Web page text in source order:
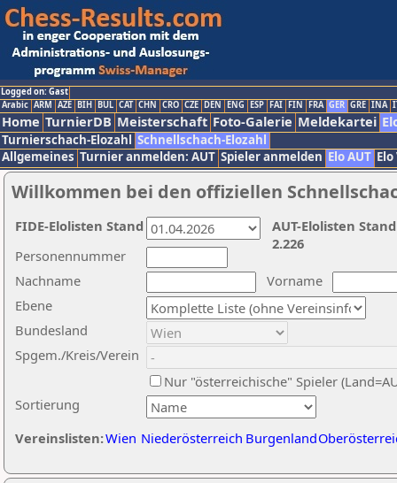
Logged on: Gast
Arabic ARM AZE BIH BUL CAT CHN CRO CZE DEN ENG ESP FAI FIN FRA GER GRE INA
Home TurnierDB Meisterschaft Foto-Galerie Meldekartei
Turnierschach-Elozahl Schnellschach-Elozahl
Allgemeines Turnier anmelden: AUT Spieler anmelden Elo AUT
Willkommen bei den offiziellen
Nachname
Vorname
Ebene
Sortierung
Personennummer
Bundesland
Spgem./Kreis/Verein
Nur "österreichische" Spieler
Vereinslisten:Wien Niederösterreich Burgenland
AUT-Elolisten
2.226
FIDE-Elolisten Stand